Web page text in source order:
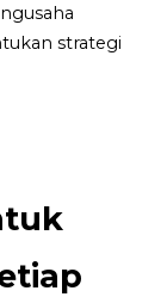
strategi